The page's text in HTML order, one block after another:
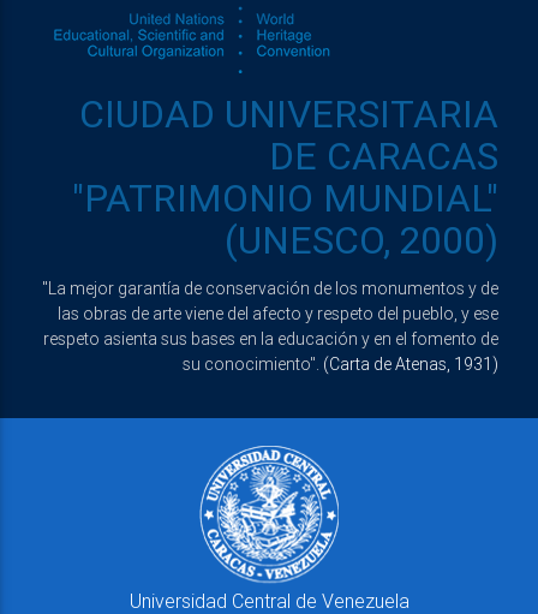
CIUDAD UNIVERSITARIA
DE CARACAS
"PATRIMONIO MUNDIAL"
(UNESCO, 2000)
"La mejor garantía de conservación de los monumentos y de
las obras de arte viene del afecto y respeto del pueblo, y ese
respeto asienta sus bases en la educación y en el fomento de
su conocimiento". (Carta de Atenas, 1931)
Universidad Central de Venezuela